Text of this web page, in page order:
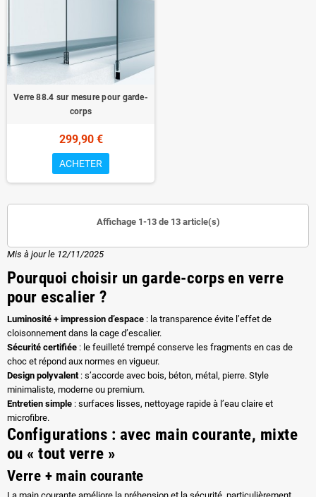
Verre 88.4 sur mesure pour garde-
corps
299,90 €
ACHETER
Affichage 1-13 de 13 article(s)
Mis à jour le 12/11/2025
Pourquoi choisir un garde-corps en verre
pour escalier ?
Luminosité + impression d’espace : la transparence évite l’effet de
cloisonnement dans la cage d’escalier.
Sécurité certifiée : le feuilleté trempé conserve les fragments en cas de
choc et répond aux normes en vigueur.
Design polyvalent: s’accorde avec bois, béton, métal, pierre. Style
minimaliste, moderne ou premium.
Entretien simple : surfaces lisses, nettoyage rapide à l’eau claire et
microfibre.
Configurations : avec main courante, mixte
ou « tout verre »
Verre + main courante